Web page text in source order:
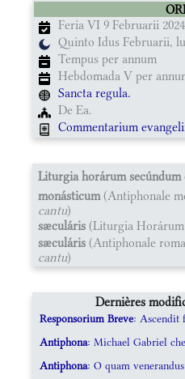
Feria VI 9 Februarii 2024
Quinto Idus Februarii,
Tempus per annum
Hebdomada V per
Sancta regula.
De Ea.
Commentarium
Liturgia horárum secúndum
monásticum(Antiphonale
cantu)
sæculáris (Liturgia Horárum
sæculáris (Antiphonale
cantu)
Dernières
Responsorium Breve: Ascendit
Antiphona: Michael Gabriel
Antiphona: O quam venerandus